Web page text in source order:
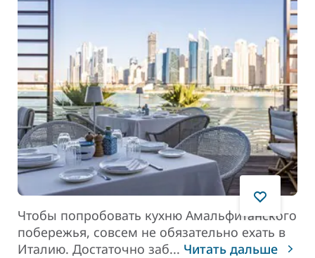
Чтобы попробовать кухню Амальфитанского
побережья, совсем не обязательно ехать в
Италию. Достаточно заб... Читать дальше